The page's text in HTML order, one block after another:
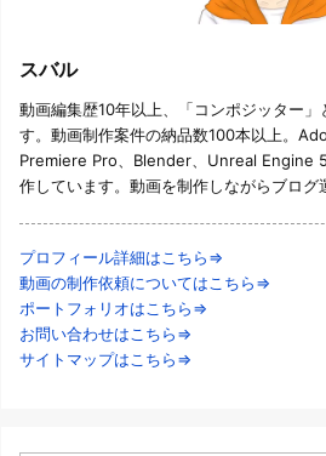
スバル
動画編集歴10年以上、「コンポジッター」
す。動画制作案件の納品数100本以上。
Premiere Pro、Blender、Unreal Engine
作しています。動画を制作しながらブログ
プロフィール詳細はこちら⇒
動画の制作依頼についてはこちら⇒
ポートフォリオはこちら⇒
お問い合わせはこちら⇒
サイトマップはこちら⇒